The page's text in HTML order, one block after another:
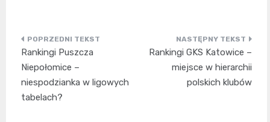
Nawigacja
wpisu
Rankingi Puszcza
Niepołomice –
niespodzianka w ligowych
tabelach?
Rankingi GKS Katowice –
miejsce w hierarchii
polskich klubów